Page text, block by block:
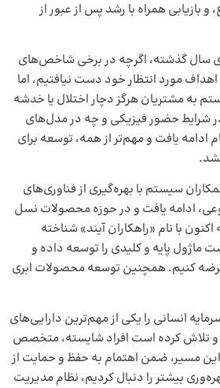
بازیابی همراه با رشد پس از عبور از
سال گذشته، اگرچه در برخی شاخص‌های
مورد انتظار خود دست نیافتیم، اما
به مشتریان هرگز دچار اختلال یا خدشه
شرایط حضور فیزیکی و چه در مدل‌های
ادامه یافت و مهم‌تر از همه، توسعه برای
سیستم با بهره‌گیری از فناوری‌های
ادامه یافت و در حوزه محصولات نسل
با نام «راهکاران آیند» شناخته
پایه و کلیدی را توسعه داده و
کنیم. همچنین توسعه محصولات ابری
انسانی را یکی از مهم‌ترین دارایی‌های
و تلاش کرده است افراد شایسته، متخصص
این مسیر، ضمن اهتمام به حفظ و حمایت از
بیشتر را دنبال کردیم، نظام مدیریت